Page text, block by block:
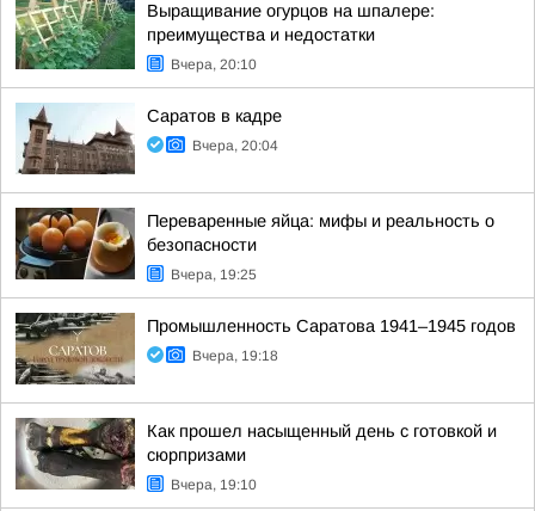
Выращивание огурцов на шпалере:
преимущества и недостатки
Вчера, 20:10
Саратов в кадре
Вчера, 20:04
Переваренные яйца: мифы и реальность о
безопасности
Вчера, 19:25
Промышленность Саратова 1941–1945 годов
Вчера, 19:18
Как прошел насыщенный день с готовкой и
сюрпризами
Вчера, 19:10